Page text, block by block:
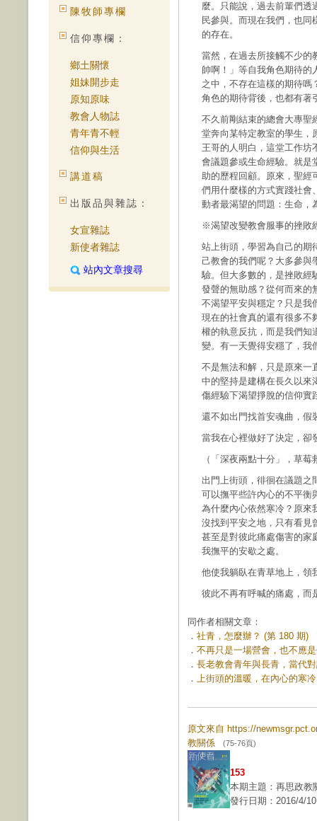
陳牧師專欄
信仰專欄：
鄉土關懷
姐妹開步走
原知原味
教會人物誌
青年青不輕
信仰與生活
講道稿
出版品與雜誌：
女宣雜誌
新使者雜誌
站內文章搜尋
麼。只能說，過去前輩們透
民參與。而現在我們，也
的存在。
當然，在過去所接觸不少的
帥啊！」等自我角色期待的
之中，不存在這樣的期待嗎
角色的期待背後，也都有著
不久前剛結束的總會大專聖
堂奔向某特定教室的學生，
王哥的人明白，這堂工作坊
會議題參或生命經驗。就是
助的歷程回顧。原來，聖經
們用什麼樣的方式實踐社會
動者最渴望的問題：生命，
※渴望改變教會服事的挫敗
站上街頭，學習為自己的期
己教會的我們呢？大多參與
驗。但大多數的，是挫敗經
發聲的無助感？從何而來的
不渴望平安與穩定？只是我
現在的社會真的還有很多不
權的執意反抗，而是我們知
變。有一天覺得安穩了，我
不是無法和解，只是原來一
中的堅持是建構在長久以來
傷經驗下渴望掙脫的信仰實
還不如出門找首安魂曲，假
當我在心裡做好了決定，卻
（「深夜兩點十分」，草莓
出門上街頭，徘徊在議題之
可以撫平些許內心的不平衡
為什麼內心依然寒冷？原來
沒找到平安之地，只有看見
甚至是對彼此痛處傷害的家
我撫平的安歇之處。
他使我躺臥在青草地上，領
彼此不再有呼喊的痛處，而
同作者相關文章：
． 社青，怎麼辦？ (第 180 期)
． 不再只是一場營會，也不應
． 長老教會青年與長青，當代
． 上街頭的溫暖，在內心的寒
原文來自 https://
教關係 (75-76頁)
153
本期主題：再思政教
發行日期：2016/4/10